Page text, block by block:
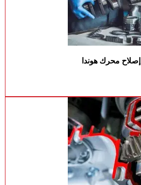
إصلاح محرك هوندا